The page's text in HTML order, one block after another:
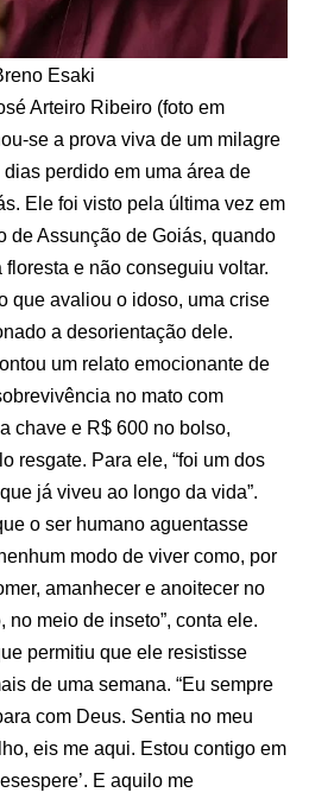
Esaki
Arteiro Ribeiro (foto em
se a prova viva de um milagre
perdido em uma área de
Ele foi visto pela última vez em
de Assunção de Goiás, quando
floresta e não conseguiu voltar.
que avaliou o idoso, uma crise
a desorientação dele.
um relato emocionante de
no mato com
chave e R$ 600 no bolso,
resgate. Para ele, “foi um dos
já viveu ao longo da vida”.
o ser humano aguentasse
modo de viver como, por
amanhecer e anoitecer no
meio de inseto”, conta ele.
permitiu que ele resistisse
de uma semana. “Eu sempre
com Deus. Sentia no meu
eis me aqui. Estou contigo em
E aquilo me